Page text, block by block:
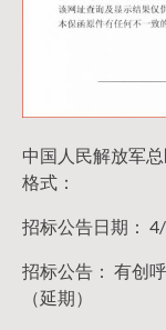
中国人民解放军
格式：
招标公告日期：
招标公告： 有创
（延期）